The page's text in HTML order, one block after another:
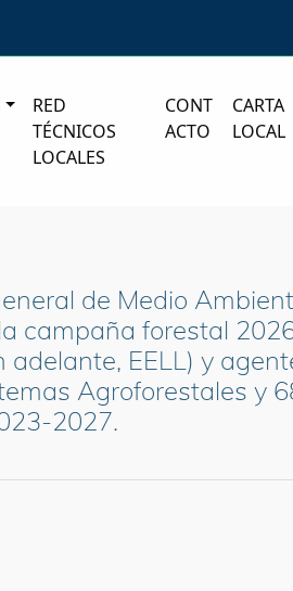
RED
TÉCNICOS
LOCALES
CONT
ACTO
CARTA
LOCAL
de Medio
campaña forestal
EELL) y
Agroforestales y
2027.